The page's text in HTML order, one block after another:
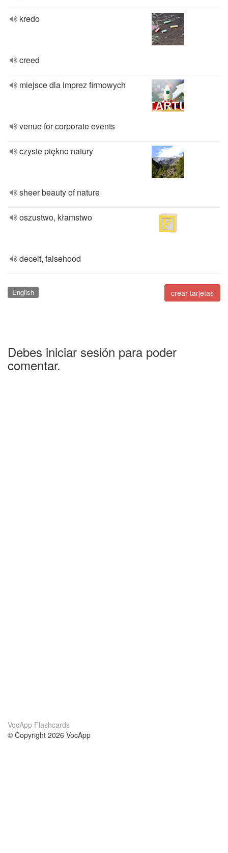
kredo
creed
miejsce dla imprez firmowych
venue for corporate events
czyste piękno natury
sheer beauty of nature
oszustwo, kłamstwo
deceit, falsehood
crear tarjetas
English
Debes iniciar sesión para poder
comentar.
VocApp Flashcards
© Copyright 2026 VocApp